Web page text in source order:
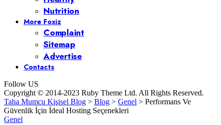
Nutrition
More Foxiz
Complaint
Sitemap
Advertise
Contacts
Follow US
Copyright © 2014-2023 Ruby Theme Ltd. All Rights Reserved.
Taha Mumcu Kişisel Blog > Blog > Genel > Performans Ve
Güvenlik İçin İdeal Hosting Seçenekleri
Genel